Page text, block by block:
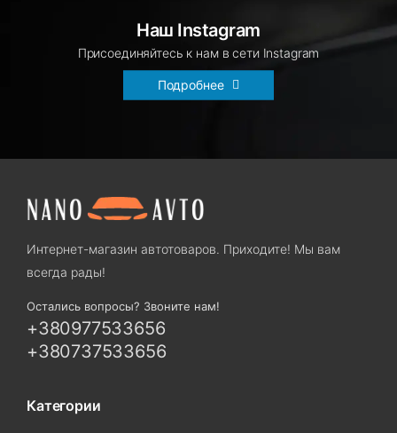
Наш Instagram
Присоединяйтесь к нам в сети Instagram
Подробнее
Интернет-магазин автотоваров. Приходите! Мы вам
всегда рады!
Остались вопросы? Звоните нам!
+380977533656
+380737533656
Категории